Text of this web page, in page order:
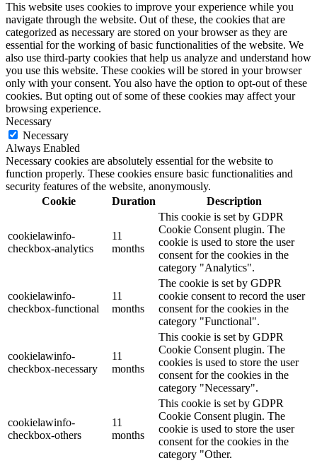
This website uses cookies to improve your experience while you
navigate through the website. Out of these, the cookies that are
categorized as necessary are stored on your browser as they are
essential for the working of basic functionalities of the website. We
also use third-party cookies that help us analyze and understand how
you use this website. These cookies will be stored in your browser
only with your consent. You also have the option to opt-out of these
cookies. But opting out of some of these cookies may affect your
browsing experience.
Necessary
Necessary
Always Enabled
Necessary cookies are absolutely essential for the website to
function properly. These cookies ensure basic functionalities and
security features of the website, anonymously.
Cookie
Duration Description
cookielawinfo-
checkbox-analytics
11
months
This cookie is set by GDPR
Cookie Consent plugin. The
cookie is used to store the user
consent for the cookies in the
category "Analytics".
cookielawinfo-
checkbox-functional
11
months
The cookie is set by GDPR
cookie consent to record the user
consent for the cookies in the
category "Functional".
cookielawinfo-
checkbox-necessary
11
months
This cookie is set by GDPR
Cookie Consent plugin. The
cookies is used to store the user
consent for the cookies in the
category "Necessary".
cookielawinfo-
checkbox-others
11
months
This cookie is set by GDPR
Cookie Consent plugin. The
cookie is used to store the user
consent for the cookies in the
category "Other.